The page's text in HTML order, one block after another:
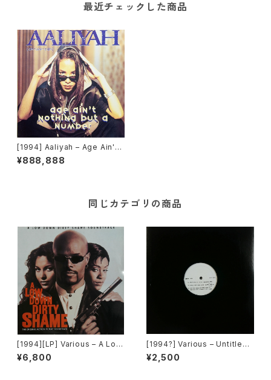
最近チェックした商品
[1994] Aaliyah – Age Ain't
Nothing But A Number [Jiv
e]
¥888,888
同じカテゴリの商品
[1994][LP] Various – A Low
Down Dirty Shame (The Or
iginal Motion Picture Soun
¥6,800
[1994?] Various – Untitled
(Nas – Lifes A Bitch) [Not
On Label][PROMO]
¥2,500